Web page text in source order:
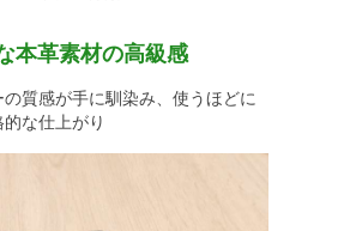
本革素材の高級感
質感が手に馴染み、使うほどに
な仕上がり